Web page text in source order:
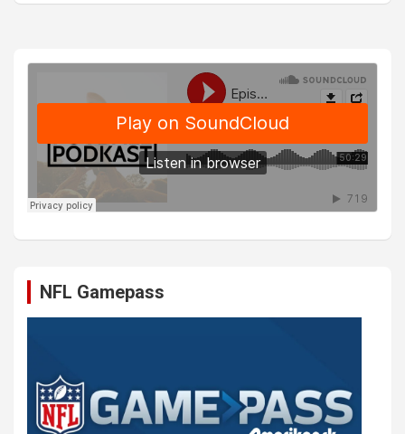
NFL Gamepass